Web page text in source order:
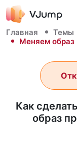
Главная Темы
Меняем образ
Как
образ